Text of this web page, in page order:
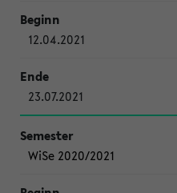
12.04.2021
23.07.2021
WiSe 2020/2021